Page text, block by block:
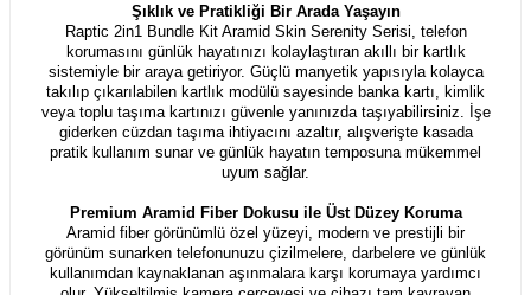
Şıklık ve Pratikliği Bir Arada Yaşayın
Raptic 2in1 Bundle Kit Aramid Skin Serenity Serisi, telefon
korumasını günlük hayatınızı kolaylaştıran akıllı bir kartlık
sistemiyle bir araya getiriyor. Güçlü manyetik yapısıyla kolayca
takılıp çıkarılabilen kartlık modülü sayesinde banka kartı, kimlik
veya toplu taşıma kartınızı güvenle yanınızda taşıyabilirsiniz. İşe
giderken cüzdan taşıma ihtiyacını azaltır, alışverişte kasada
pratik kullanım sunar ve günlük hayatın temposuna mükemmel
uyum sağlar.
Premium Aramid Fiber Dokusu ile Üst Düzey Koruma
Aramid fiber görünümlü özel yüzeyi, modern ve prestijli bir
görünüm sunarken telefonunuzu çizilmelere, darbelere ve günlük
kullanımdan kaynaklanan aşınmalara karşı korumaya yardımcı